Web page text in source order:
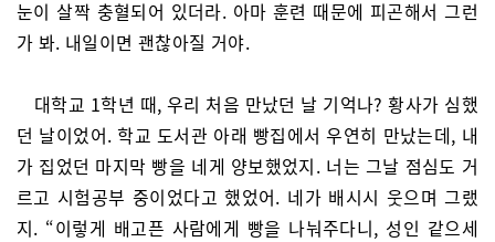
눈이 살짝 충혈되어 있더라. 아마 훈련 때문에 피곤해서 그런
가 봐. 내일이면 괜찮아질 거야.
대학교 1학년 때, 우리 처음 만났던 날 기억나? 황사가 심했
던 날이었어. 학교 도서관 아래 빵집에서 우연히 만났는데, 내
가 집었던 마지막 빵을 네게 양보했었지. 너는 그날 점심도 거
르고 시험공부 중이었다고 했었어. 네가 배시시 웃으며 그랬
지. “이렇게 배고픈 사람에게 빵을 나눠주다니, 성인 같으세